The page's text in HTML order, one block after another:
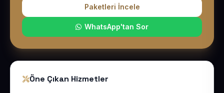
Paketleri İncele
WhatsApp'tan Sor
Öne Çıkan Hizmetler